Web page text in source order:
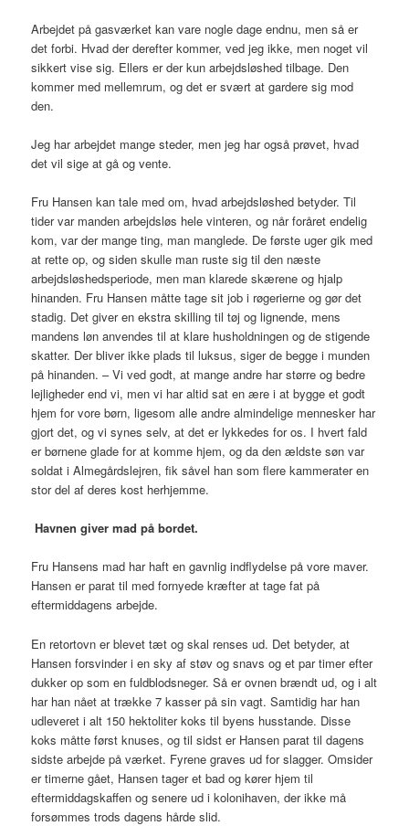
Arbejdet på gasværket kan vare nogle dage endnu, men så er
det forbi. Hvad der derefter kommer, ved jeg ikke, men noget vil
sikkert vise sig. Ellers er der kun arbejdsløshed tilbage. Den
kommer med mellemrum, og det er svært at gardere sig mod
den.
Jeg har arbejdet mange steder, men jeg har også prøvet, hvad
det vil sige at gå og vente.
Fru Hansen kan tale med om, hvad arbejdsløshed betyder. Til
tider var manden arbejdsløs hele vinteren, og når foråret endelig
kom, var der mange ting, man manglede. De første uger gik med
at rette op, og siden skulle man ruste sig til den næste
arbejdsløshedsperiode, men man klarede skærene og hjalp
hinanden. Fru Hansen måtte tage sit job i røgerierne og gør det
stadig. Det giver en ekstra skilling til tøj og lignende, mens
mandens løn anvendes til at klare husholdningen og de stigende
skatter. Der bliver ikke plads til luksus, siger de begge i munden
på hinanden. – Vi ved godt, at mange andre har større og bedre
lejligheder end vi, men vi har altid sat en ære i at bygge et godt
hjem for vore børn, ligesom alle andre almindelige mennesker har
gjort det, og vi synes selv, at det er lykkedes for os. I hvert fald
er børnene glade for at komme hjem, og da den ældste søn var
soldat i Almegårdslejren, fik såvel han som flere kammerater en
stor del af deres kost herhjemme.
Havnen giver mad på bordet.
Fru Hansens mad har haft en gavnlig indflydelse på vore maver.
Hansen er parat til med fornyede kræfter at tage fat på
eftermiddagens arbejde.
En retortovn er blevet tæt og skal renses ud. Det betyder, at
Hansen forsvinder i en sky af støv og snavs og et par timer efter
dukker op som en fuldblodsneger. Så er ovnen brændt ud, og i alt
har han nået at trække 7 kasser på sin vagt. Samtidig har han
udleveret i alt 150 hektoliter koks til byens husstande. Disse
koks måtte først knuses, og til sidst er Hansen parat til dagens
sidste arbejde på værket. Fyrene graves ud for slagger. Omsider
er timerne gået, Hansen tager et bad og kører hjem til
eftermiddagskaffen og senere ud i kolonihaven, der ikke må
forsømmes trods dagens hårde slid.